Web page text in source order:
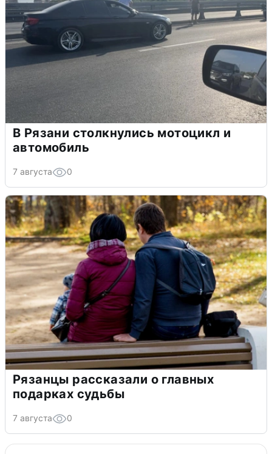
В Рязани столкнулись мотоцикл и
автомобиль
7 августа 0
Рязанцы рассказали о главных
подарках судьбы
7 августа 0